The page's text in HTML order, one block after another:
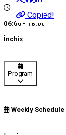
Copied!
06:00 - 18:00
Închis
Program
Weekly Schedule
Țuglui, Romania